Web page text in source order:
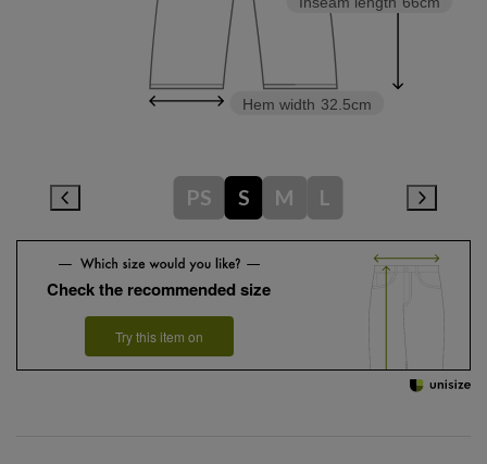
Hem width 32.5cm
PS S M L
Check the recommended size
Try this item on